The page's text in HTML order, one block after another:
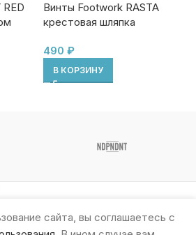
Винты Footwork RASTA
крестовая шляпка
490 ₽
В КОРЗИНУ
сайта, вы соглашаетесь с